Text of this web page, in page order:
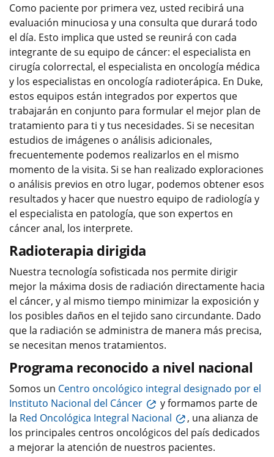
Como paciente por primera vez, usted recibirá una
evaluación minuciosa y una consulta que durará todo
el día. Esto implica que usted se reunirá con cada
integrante de su equipo de cáncer: el especialista en
cirugía colorrectal, el especialista en oncología médica
y los especialistas en oncología radioterápica. En Duke,
estos equipos están integrados por expertos que
trabajarán en conjunto para formular el mejor plan de
tratamiento para ti y tus necesidades. Si se necesitan
estudios de imágenes o análisis adicionales,
frecuentemente podemos realizarlos en el mismo
momento de la visita. Si se han realizado exploraciones
o análisis previos en otro lugar, podemos obtener esos
resultados y hacer que nuestro equipo de radiología y
el especialista en patología, que son expertos en
cáncer anal, los interprete.
Radioterapia dirigida
Nuestra tecnología sofisticada nos permite dirigir
mejor la máxima dosis de radiación directamente hacia
el cáncer, y al mismo tiempo minimizar la exposición y
los posibles daños en el tejido sano circundante. Dado
que la radiación se administra de manera más precisa,
se necesitan menos tratamientos.
Programa reconocido a nivel nacional
Somos un Centro oncológico integral designado por el
Instituto Nacional del Cáncer
y formamos parte de
la Red Oncológica Integral Nacional
, una alianza de
los principales centros oncológicos del país dedicados
a mejorar la atención de nuestros pacientes.